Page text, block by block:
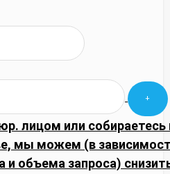
лицом или собираетесь
мы можем (в
объема запроса)